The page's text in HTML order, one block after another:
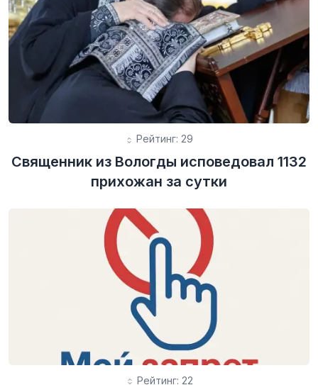
Рейтинг: 29
Священник из Вологды исповедовал 1132
прихожан за сутки
Рейтинг: 22